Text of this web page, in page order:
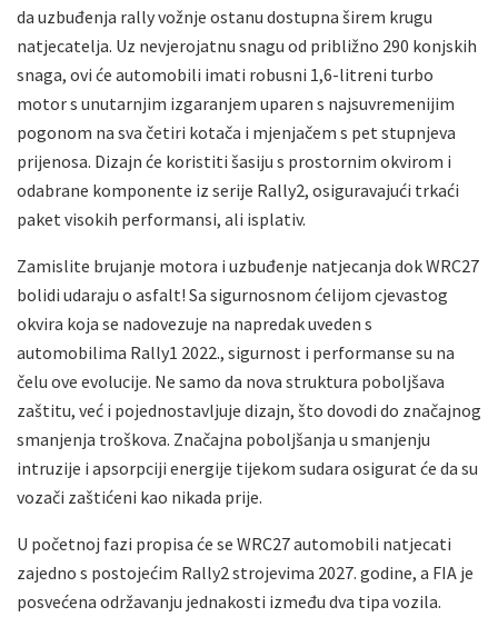
da uzbuđenja rally vožnje ostanu dostupna širem krugu
natjecatelja. Uz nevjerojatnu snagu od približno 290 konjskih
snaga, ovi će automobili imati robusni 1,6-litreni turbo
motor s unutarnjim izgaranjem uparen s najsuvremenijim
pogonom na sva četiri kotača i mjenjačem s pet stupnjeva
prijenosa. Dizajn će koristiti šasiju s prostornim okvirom i
odabrane komponente iz serije Rally2, osiguravajući trkaći
paket visokih performansi, ali isplativ.
Zamislite brujanje motora i uzbuđenje natjecanja dok WRC27
bolidi udaraju o asfalt! Sa sigurnosnom ćelijom cjevastog
okvira koja se nadovezuje na napredak uveden s
automobilima Rally1 2022., sigurnost i performanse su na
čelu ove evolucije. Ne samo da nova struktura poboljšava
zaštitu, već i pojednostavljuje dizajn, što dovodi do značajnog
smanjenja troškova. Značajna poboljšanja u smanjenju
intruzije i apsorpciji energije tijekom sudara osigurat će da su
vozači zaštićeni kao nikada prije.
U početnoj fazi propisa će se WRC27 automobili natjecati
zajedno s postojećim Rally2 strojevima 2027. godine, a FIA je
posvećena održavanju jednakosti između dva tipa vozila.